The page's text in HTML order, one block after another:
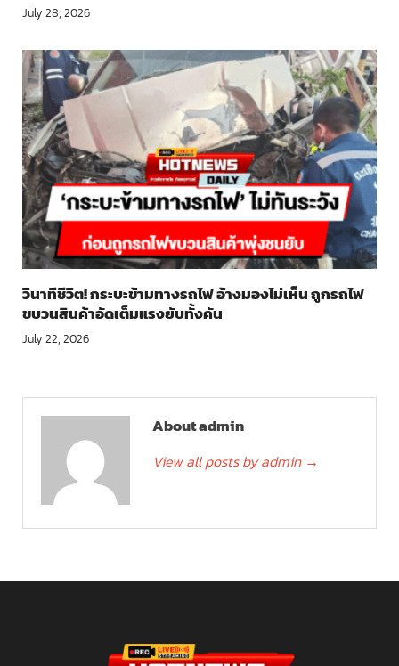
July 28, 2026
วินาทีชีวิต! กระบะข้ามทางรถไฟ อ้างมองไม่เห็น ถูกรถไฟ
ขบวนสินค้าอัดเต็มแรงยับทั้งคัน
July 22, 2026
About admin
View all posts by admin →